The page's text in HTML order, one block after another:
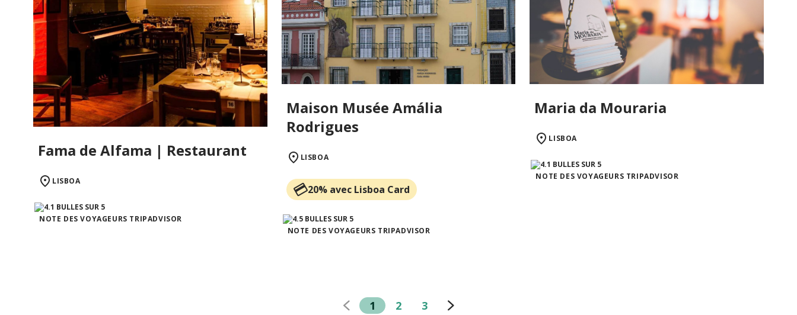
Fama de Alfama | Restaurant
LISBOA
NOTE DES VOYAGEURS TRIPADVISOR
Maison Musée Amália
Rodrigues
LISBOA
20% avec Lisboa Card
NOTE DES VOYAGEURS TRIPADVISOR
Maria da Mouraria
LISBOA
NOTE DES VOYAGEURS TRIPADVISOR
1 2 3